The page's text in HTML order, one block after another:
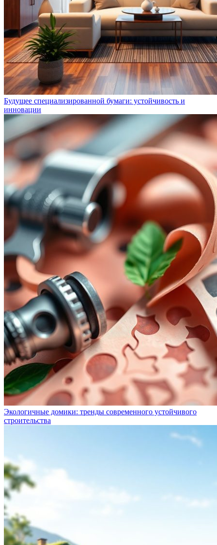
Будущее специализированной бумаги: устойчивость и
инновации
Экологичные домики: тренды современного устойчивого
строительства